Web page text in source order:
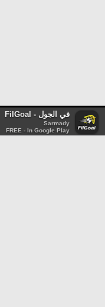
في الجول - FilGoal
Sarmady
FREE - In Google Play